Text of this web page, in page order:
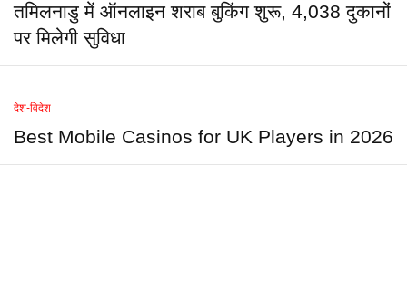
तमिलनाडु में ऑनलाइन शराब बुकिंग शुरू, 4,038 दुकानों
पर मिलेगी सुविधा
देश-विदेश
Best Mobile Casinos for UK Players in 2026